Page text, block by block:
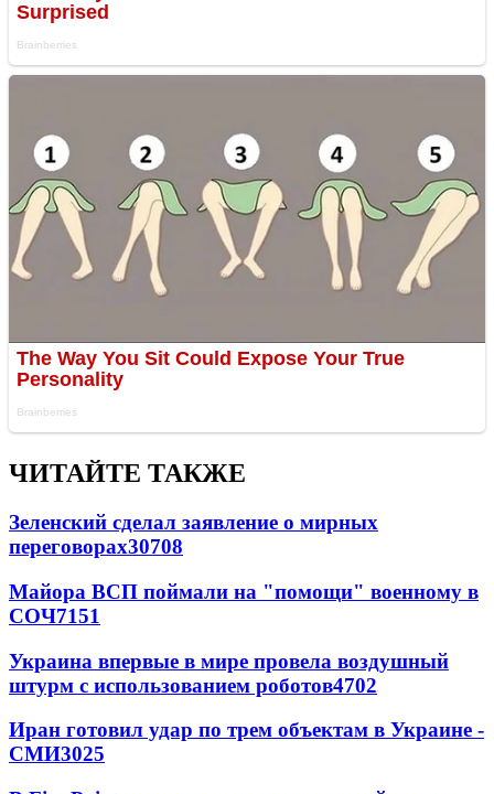
ЧИТАЙТЕ ТАКЖЕ
Зеленский сделал заявление о мирных
переговорах30708
Майора ВСП поймали на "помощи" военному в
СОЧ7151
Украина впервые в мире провела воздушный
штурм с использованием роботов4702
Иран готовил удар по трем объектам в Украине -
СМИ3025